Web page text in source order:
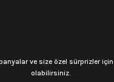
ve size özel sürprizler
olabilirsiniz.